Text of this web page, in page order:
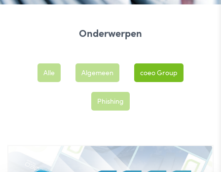
Onderwerpen
Alle Algemeen coeo Group
Phishing